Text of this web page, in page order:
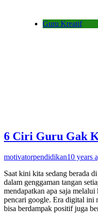
Guru Kreatif
6 Ciri Guru Gak
motivatorpendidikan10 years
Saat kini kita sedang berada
dalam genggaman tangan
mendapatkan apa saja
pencari google. Era digital ini
bisa berdampak positif juga